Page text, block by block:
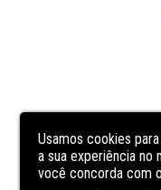
Usamos cookies
a sua experiência no
você concorda com